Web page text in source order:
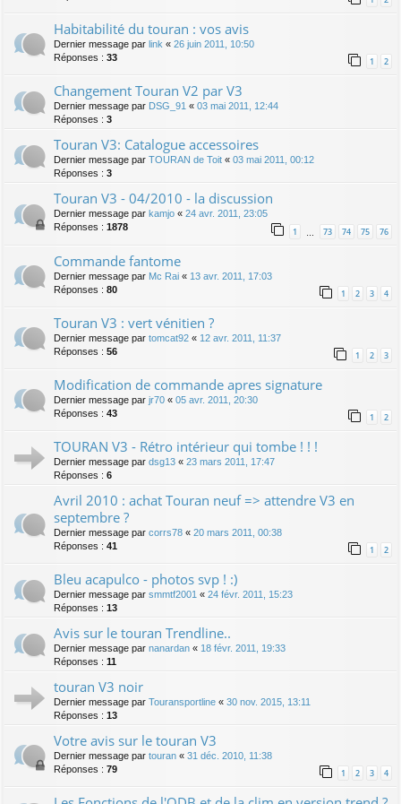
Habitabilité du touran : vos avis
Dernier message par link « 26 juin 2011, 10:50
Réponses : 33 1 2
Changement Touran V2 par V3
Dernier message par DSG_91 « 03 mai 2011, 12:44
Réponses : 3
Touran V3: Catalogue accessoires
Dernier message par TOURAN de Toit « 03 mai 2011, 00:12
Réponses : 3
Touran V3 - 04/2010 - la discussion
Dernier message par kamjo « 24 avr. 2011, 23:05
Réponses : 1878 1 73 74 75 76
Commande fantome
Dernier message par Mc Rai « 13 avr. 2011, 17:03
Réponses : 80 1 2 3 4
Touran V3 : vert vénitien ?
Dernier message par tomcat92 « 12 avr. 2011, 11:37
Réponses : 56 1 2 3
Modification de commande apres signature
Dernier message par jr70 « 05 avr. 2011, 20:30
Réponses : 43 1 2
TOURAN V3 - Rétro intérieur qui tombe ! ! !
Dernier message par dsg13 « 23 mars 2011, 17:47
Réponses : 6
Avril 2010 : achat Touran neuf => attendre V3 en
septembre ?
Dernier message par corrs78 « 20 mars 2011, 00:38
Réponses : 41 1 2
Bleu acapulco - photos svp ! :)
Dernier message par smmtf2001 « 24 févr. 2011, 15:23
Réponses : 13
Avis sur le touran Trendline..
Dernier message par nanardan « 18 févr. 2011, 19:33
Réponses : 11
touran V3 noir
Dernier message par Touransportline « 30 nov. 2015, 13:11
Réponses : 13
Votre avis sur le touran V3
Dernier message par touran « 31 déc. 2010, 11:38
Réponses : 79 1 2 3 4